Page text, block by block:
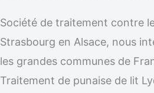
Société de traitement contre
Strasbourg en Alsace, nous
les grandes communes de
Traitement de punaise de lit